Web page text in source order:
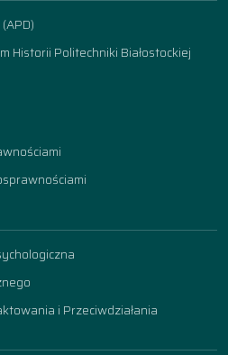
Historii Politechniki Białostockiej
i Przeciwdziałania